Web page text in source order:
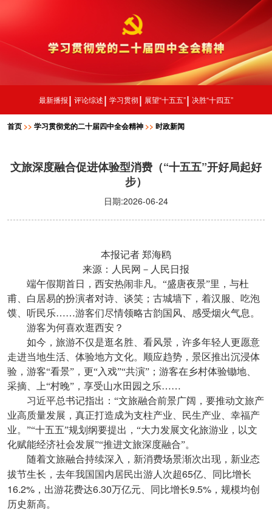
最新播报 评论综述 学习贯彻 展望“十五五” 决胜“十四五”
首页 >> 学习贯彻党的二十届四中全会精神 >> 时政新闻
文旅深度融合促进体验型消费（“十五五”开好局起好
步）
日期:2026-06-24
本报记者 郑海鸥
来源：人民网－人民日报
端午假期首日，西安热闹非凡。“盛唐夜景”里，与杜
甫、白居易的扮演者对诗、谈笑；古城墙下，着汉服、吃泡
馍、听民乐……游客们尽情领略古韵国风、感受烟火气息。
游客为何喜欢逛西安？
如今，旅游不仅是逛名胜、看风景，许多年轻人更愿意
走进当地生活、体验地方文化。顺应趋势，景区推出沉浸体
验，游客“看景”，更“入戏”“共演”；游客在乡村体验锄地、
采摘、上“村晚”，享受山水田园之乐……
习近平总书记指出：“文旅融合前景广阔，要推动文旅产
业高质量发展，真正打造成为支柱产业、民生产业、幸福产
业。”“十五五”规划纲要提出，“大力发展文化旅游业，以文
化赋能经济社会发展”“推进文旅深度融合”。
随着文旅融合持续深入，新消费场景渐次出现，新业态
拔节生长，去年我国国内居民出游人次超65亿、同比增长
16.2% ，出游花费达6.30万亿元、同比增长9.5% ，规模均创
历史新高。